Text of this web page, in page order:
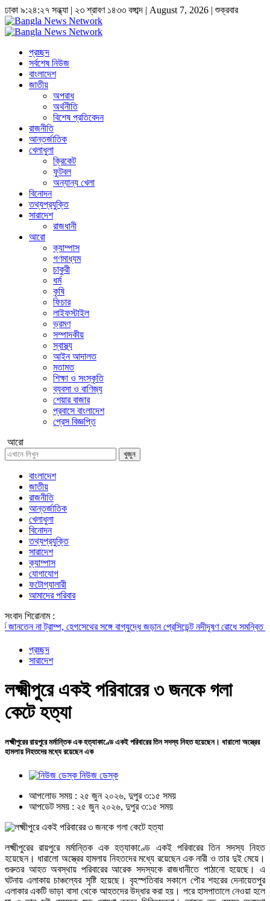
ঢাকা ৯:২৪:২৮ সন্ধ্যা | ২৩ শ্রাবণ ১৪৩৩ বঙ্গাব্দ | August 7, 2026 |শুক্রবার
প্রচ্ছদ
সর্বশেষ নিউজ
বাংলাদেশ
জাতীয়
অপরাধ
অর্থনীতি
বিশেষ প্রতিবেদন
রাজনীতি
আন্তর্জাতিক
খেলাধুলা
ক্রিকেট
ফুটবল
অন্যান্য খেলা
বিনোদন
তথ্যপ্রযুক্তি
সারাদেশ
রাজধানী
আরো
ক্যাম্পাস
গণমাধ্যম
চাকুরী
ধর্ম
কৃষি
ফিচার
লাইফস্টাইল
ভ্রমণ
সম্পাদকীয়
স্বাস্থ্য
আইন আদালত
মতামত
শিক্ষা ও সংস্কৃতি
ব্যবসা ও বাণিজ্য
শেয়ার বাজার
প্রবাসে বাংলাদেশ
প্রেস বিজ্ঞপ্তি
আরো
খুজুন
বাংলাদেশ
জাতীয়
রাজনীতি
আন্তর্জাতিক
খেলাধুলা
বিনোদন
তথ্যপ্রযুক্তি
সারাদেশ
ক্যাম্পাস
যোগাযোগ
ফটোগ্যালারী
আমাদের পরিবার
সংবাদ শিরোনাম :
না ট্রাম্প, হেগসেথের সঙ্গে বাগ্‌যুদ্ধে জড়ান প্রেসিডেন্টনদীদূষণ রোধে সমন্বিত
প্রচ্ছদ
সারাদেশ
লক্ষ্মীপুরে একই পরিবারের ৩ জনকে গলা
কেটে হত্যা
লক্ষ্মীপুরের রায়পুরে মর্মান্তিক এক হত্যাকাণ্ডে একই পরিবারের তিন সদস্য নিহত হয়েছেন। ধারালো অস্ত্রের
হামলায় নিহতদের মধ্যে রয়েছেন এক
নিউজ ডেস্ক
আপলোড সময় : ২৫ জুন ২০২৬, দুপুর ৩:১৫ সময়
আপডেট সময় : ২৫ জুন ২০২৬, দুপুর ৩:১৫ সময়
লক্ষ্মীপুরের রায়পুরে মর্মান্তিক এক হত্যাকাণ্ডে একই পরিবারের তিন সদস্য নিহত
হয়েছেন। ধারালো অস্ত্রের হামলায় নিহতদের মধ্যে রয়েছেন এক নারী ও তার দুই মেয়ে।
গুরুতর আহত অবস্থায় পরিবারের আরেক সদস্যকে রাজধানীতে পাঠানো হয়েছে। এ
ঘটনায় এলাকায় চাঞ্চল্যের সৃষ্টি হয়েছে। বৃহস্পতিবার সকালে পৌর শহরের দেনায়েতপুর
এলাকার একটি ভাড়া বাসা থেকে আহতদের উদ্ধার করা হয়। পরে হাসপাতালে নেওয়া হলে